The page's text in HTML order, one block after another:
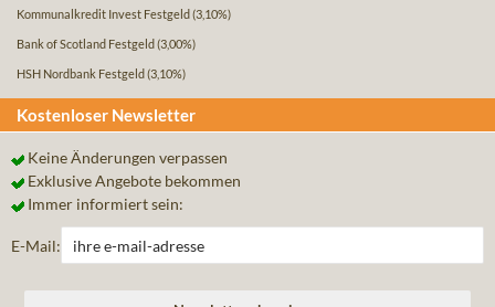
Kommunalkredit Invest Festgeld (3,10%)
Bank of Scotland Festgeld (3,00%)
HSH Nordbank Festgeld (3,10%)
Kostenloser Newsletter
Keine Änderungen verpassen
Exklusive Angebote bekommen
Immer informiert sein:
E-Mail: